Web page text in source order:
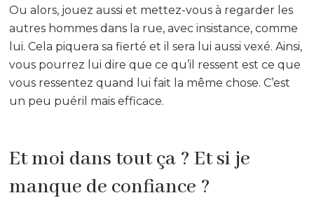
Ou alors, jouez aussi et mettez-vous à regarder les
autres hommes dans la rue, avec insistance, comme
lui. Cela piquera sa fierté et il sera lui aussi vexé. Ainsi,
vous pourrez lui dire que ce qu’il ressent est ce que
vous ressentez quand lui fait la même chose. C’est
un peu puéril mais efficace.
Et moi dans tout ça ? Et si je
manque de confiance ?